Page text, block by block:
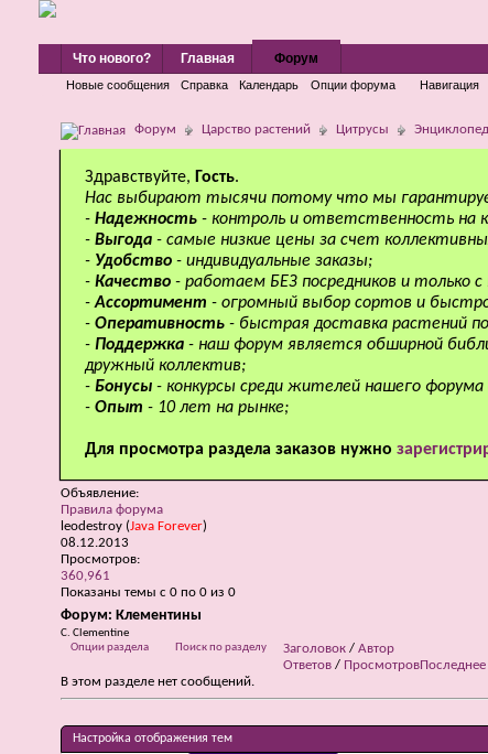
Что нового? Главная Форум
Новые сообщения Справка Календарь Опции форума Навигация
Форум Царство растений Цитрусы
Здравствуйте, Гость.
Нас выбирают тысячи потому что мы
- Надежность - контроль и ответственность на
- Выгода - самые низкие цены за счет
- Удобство - индивидуальные заказы;
- Качество - работаем БЕЗ посредников и только
-Ассортимент - огромный выбор сортов и
- Оперативность - быстрая доставка растений
- Поддержка - наш форум является обширной
дружный коллектив;
- Бонусы - конкурсы среди жителей нашего
- Опыт - 10 лет на рынке;
Для просмотра раздела заказов нужно
Объявление:
Правила форума
leodestroy (Java Forever)
08.12.2013
Просмотров:
360,961
Показаны темы с 0 по 0 из 0
Форум: Клементины
С. Clementine
Опции раздела
Поиск по разделу Заголовок / Автор
Ответов / Просмотров
В этом разделе нет сообщений.
Настройка отображения тем